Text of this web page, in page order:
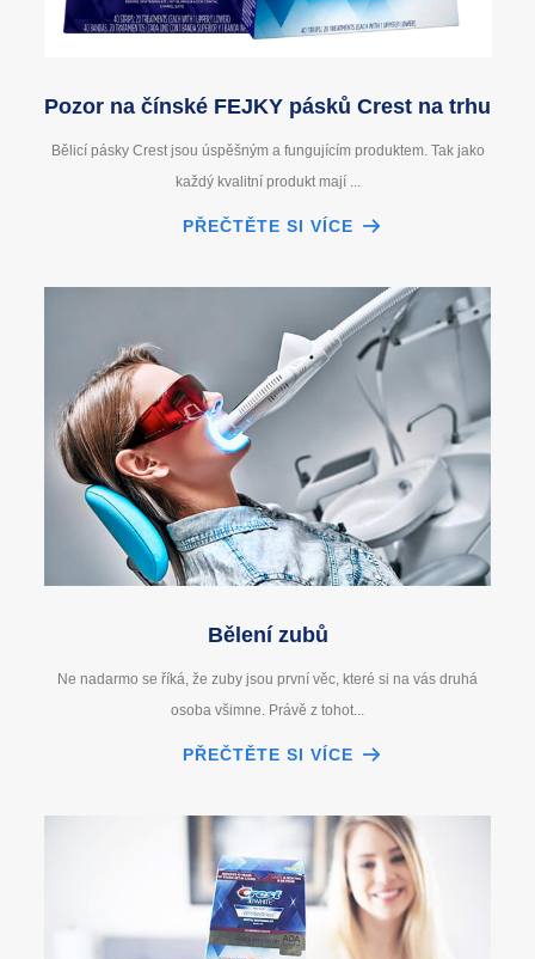
Pozor na čínské FEJKY pásků Crest na trhu
Bělicí pásky Crest jsou úspěšným a fungujícím produktem. Tak jako
každý kvalitní produkt mají ...
PŘEČTĚTE SI VÍCE
Bělení zubů
Ne nadarmo se říká, že zuby jsou první věc, které si na vás druhá
osoba všimne. Právě z tohot...
PŘEČTĚTE SI VÍCE